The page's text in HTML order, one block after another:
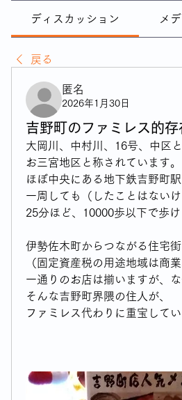
ディスカッション メ
戻る
匿名
2026年1月30日
吉野町のファミレス的存
大岡川、中村川、16号、中区
お三宮地区と称されています。
ほぼ中央にある地下鉄吉野町
一周しても（したことはない
25分ほど、10000歩以下で歩
伊勢佐木町からつながる住宅街
（固定資産税の用途地域は商
一通りのお店は揃いますが、
そんな吉野町界隈の住人が、
ファミレス代わりに重宝して